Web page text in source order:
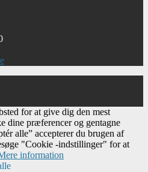
for at give dig den mest
dine præferencer og gentagne
alle” accepterer du brugen af
"Cookie -indstillinger" for at
information